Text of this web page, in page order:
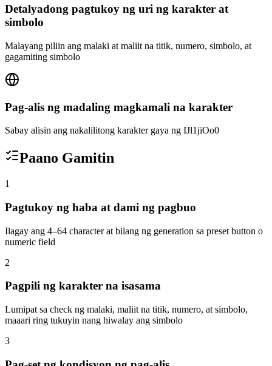
Detalyadong pagtukoy ng uri ng karakter at
simbolo
Malayang piliin ang malaki at maliit na titik, numero, simbolo, at
gagamiting simbolo
Pag-alis ng madaling magkamali na karakter
Sabay alisin ang nakalilitong karakter gaya ng IJl1jiOo0
Paano Gamitin
1
Pagtukoy ng haba at dami ng pagbuo
Ilagay ang 4–64 character at bilang ng generation sa preset button o
numeric field
2
Pagpili ng karakter na isasama
Lumipat sa check ng malaki, maliit na titik, numero, at simbolo,
maaari ring tukuyin nang hiwalay ang simbolo
3